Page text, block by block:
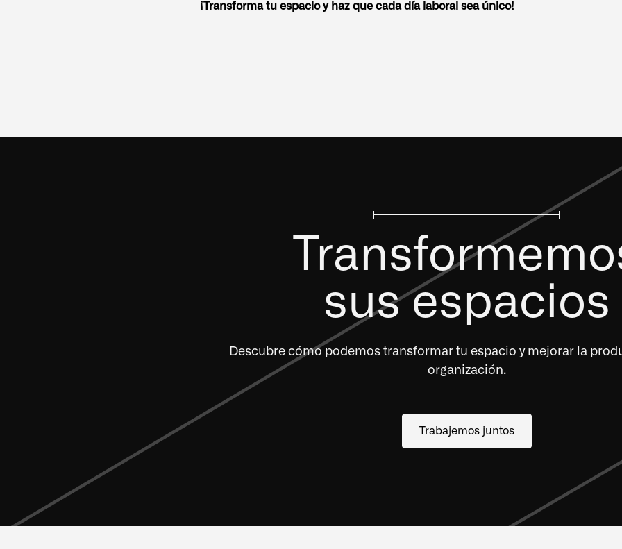
¡Transforma tu espacio y haz que cada día laboral sea único!
sus espacios
Descubre cómo podemos transformar tu espacio y mejorar la
organización.
Trabajemos juntos